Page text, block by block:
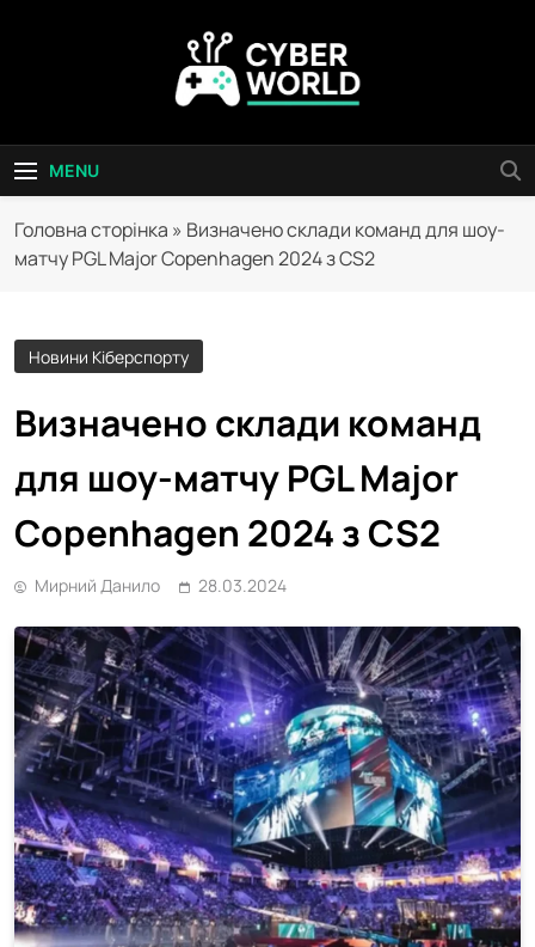
Сyber World
MENU
Головна сторінка » Визначено склади команд для шоу-
матчу PGL Major Copenhagen 2024 з CS2
Новини Кіберспорту
Визначено склади команд
для шоу-матчу PGL Major
Copenhagen 2024 з CS2
Мирний Данило 28.03.2024